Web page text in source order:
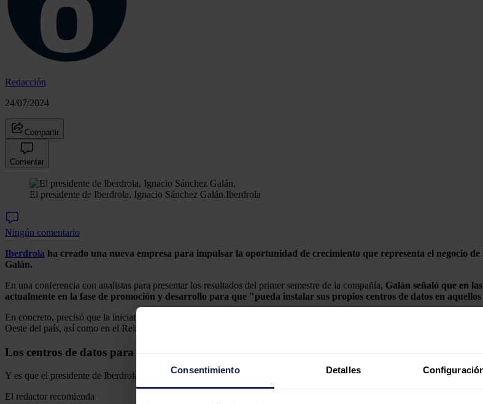
Consentimiento Detalles
Redacción
24/07/2024
Compartir
Comentar
El presidente de Iberdrola, Ignacio Sánchez Galán.Iberdrola
Ningún comentario
Iberdrola ha creado una nueva empresa para impulsar la oportunidad de crecimiento que representa el negocio de
Galán.
En una conferencia con analistas para presentar los resultados del primer semestre de la compañía, Galán señaló que en
actualmente en la fase de promoción y desarrollo para que "pueda instalar sus propios centros de datos en
En concreto, precisó que la iniciativa arrancará en España, aunque también habrá importantes oportunidades en
Oeste del país, así como en el Reino Unido y posiblemente también en otros países", dijo.
Los centros de datos para Iberdrola
Y es que el presidente de Iberdrola destacó el importante nicho que representa la venta de energía para estas empresas,
El redactor recomienda